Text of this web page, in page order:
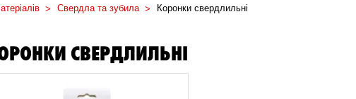
Свердла та зубила Коронки свердлильні
СВЕРДЛИЛЬНІ